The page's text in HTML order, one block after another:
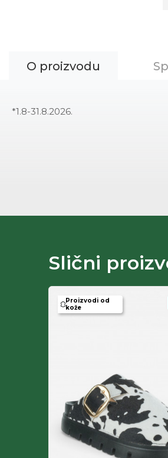
O proizvodu
*1.8-31.8.2026.
Slični
Proizvodi od
kože